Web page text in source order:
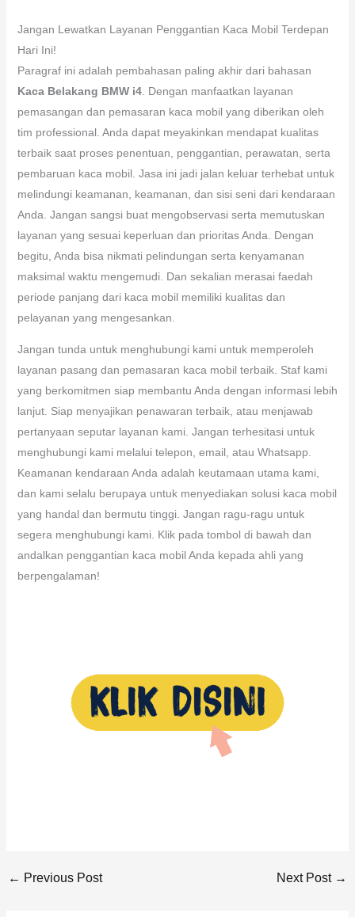
Jangan Lewatkan Layanan Penggantian Kaca Mobil Terdepan
Hari Ini!
Paragraf ini adalah pembahasan paling akhir dari bahasan
Kaca Belakang BMW i4. Dengan manfaatkan layanan
pemasangan dan pemasaran kaca mobil yang diberikan oleh
tim professional. Anda dapat meyakinkan mendapat kualitas
terbaik saat proses penentuan, penggantian, perawatan, serta
pembaruan kaca mobil. Jasa ini jadi jalan keluar terhebat untuk
melindungi keamanan, keamanan, dan sisi seni dari kendaraan
Anda. Jangan sangsi buat mengobservasi serta memutuskan
layanan yang sesuai keperluan dan prioritas Anda. Dengan
begitu, Anda bisa nikmati pelindungan serta kenyamanan
maksimal waktu mengemudi. Dan sekalian merasai faedah
periode panjang dari kaca mobil memiliki kualitas dan
pelayanan yang mengesankan.
Jangan tunda untuk menghubungi kami untuk memperoleh
layanan pasang dan pemasaran kaca mobil terbaik. Staf kami
yang berkomitmen siap membantu Anda dengan informasi lebih
lanjut. Siap menyajikan penawaran terbaik, atau menjawab
pertanyaan seputar layanan kami. Jangan terhesitasi untuk
menghubungi kami melalui telepon, email, atau Whatsapp.
Keamanan kendaraan Anda adalah keutamaan utama kami,
dan kami selalu berupaya untuk menyediakan solusi kaca mobil
yang handal dan bermutu tinggi. Jangan ragu-ragu untuk
segera menghubungi kami. Klik pada tombol di bawah dan
andalkan penggantian kaca mobil Anda kepada ahli yang
berpengalaman!
← Previous Post Next Post →